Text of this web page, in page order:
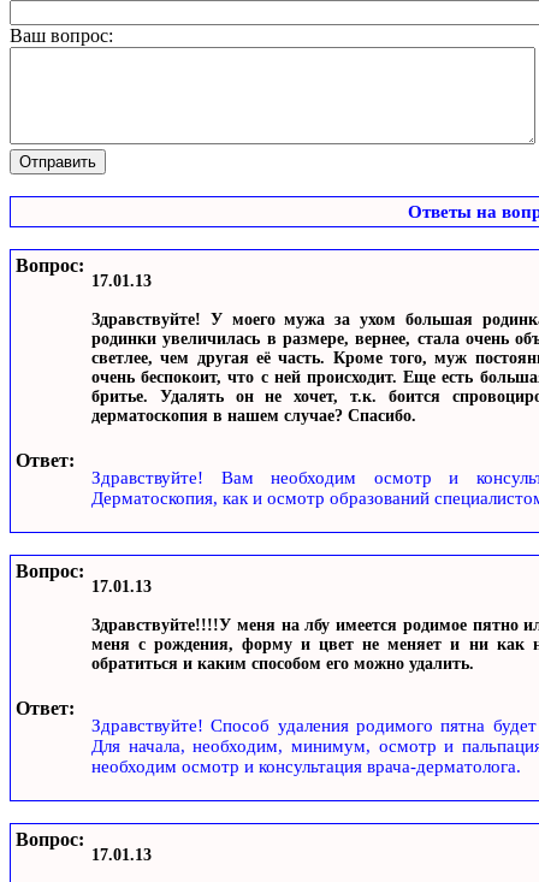
Ваш вопрос:
Ответы на
Вопрос:
17.01.13
Здравствуйте! У моего мужа за ухом большая
родинки увеличилась в размере, вернее, стала очень
светлее, чем другая её часть. Кроме того, муж
очень беспокоит, что с ней происходит. Еще есть
бритье. Удалять он не хочет, т.к. боится
дерматоскопия в нашем случае? Спасибо.
Ответ:
Здравствуйте! Вам необходим осмотр и
Дерматоскопия, как и осмотр образований
Вопрос:
17.01.13
Здравствуйте!!!!У меня на лбу имеется родимое пятно
меня с рождения, форму и цвет не меняет и ни как
обратиться и каким способом его можно удалить.
Ответ:
Здравствуйте! Способ удаления родимого пятна
Для начала, необходим, минимум, осмотр и
необходим осмотр и консультация врача-дерматолога.
Вопрос:
17.01.13